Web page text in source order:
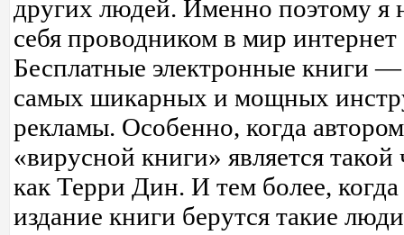
других людей. Именно поэтому я
себя проводником в мир интернет
Бесплатные электронные книги
самых шикарных и мощных
рекламы. Особенно, когда автором
«вирусной книги» является такой
как Терри Дин. И тем более, когда
издание книги берутся такие